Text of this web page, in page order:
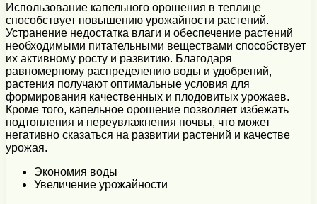
Использование капельного орошения в теплице
способствует повышению урожайности растений.
Устранение недостатка влаги и обеспечение растений
необходимыми питательными веществами способствует
их активному росту и развитию. Благодаря
равномерному распределению воды и удобрений,
растения получают оптимальные условия для
формирования качественных и плодовитых урожаев.
Кроме того, капельное орошение позволяет избежать
подтопления и переувлажнения почвы, что может
негативно сказаться на развитии растений и качестве
урожая.
Экономия воды
Увеличение урожайности